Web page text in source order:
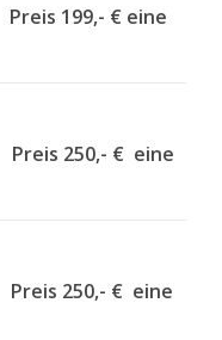
199,- € eine
250,- € eine
250,- € eine